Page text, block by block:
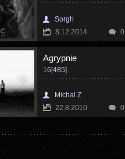
Sorgh
8.12.2014
0
Agrypnie
16[485]
Michal Z
22.8.2010
0